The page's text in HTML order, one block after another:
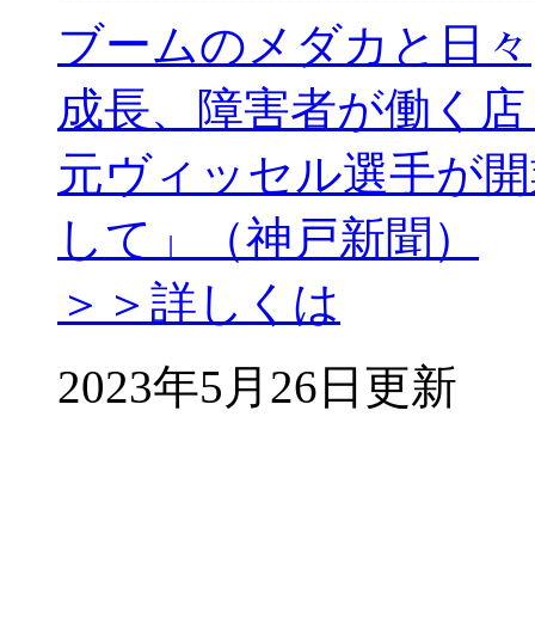
ブームのメダカと日々
成長、障害者が働く
元ヴィッセル選手が
して」（神戸新聞）
＞＞詳しくは
2023年5月26日更新